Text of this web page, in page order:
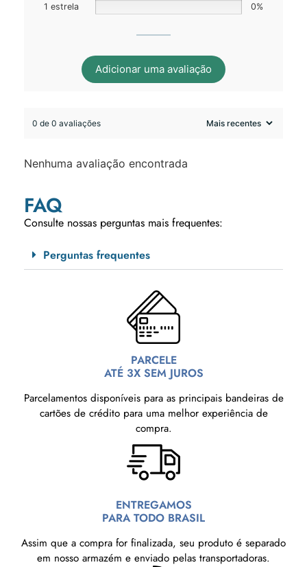
1 estrela 0%
Adicionar uma avaliação
0 de 0 avaliações
Nenhuma avaliação encontrada
FAQ
Consulte nossas perguntas mais frequentes:
Perguntas frequentes
PARCELE
ATÉ 3X SEM JUROS
Parcelamentos disponíveis para as principais bandeiras de
cartões de crédito para uma melhor experiência de
compra.
ENTREGAMOS
PARA TODO BRASIL
Assim que a compra for finalizada, seu produto é separado
em nosso armazém e enviado pelas transportadoras.